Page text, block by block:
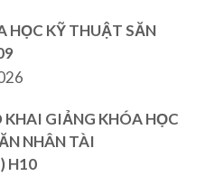
HỌC KỸ THUẬT SĂN
KHAI GIẢNG KHÓA HỌC
NHÂN TÀI
H10